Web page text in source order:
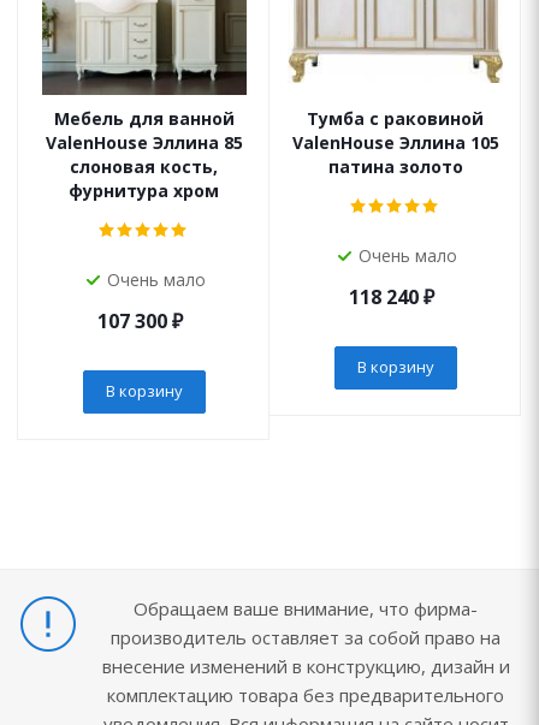
Мебель для ванной
ValenHouse Эллина 85
слоновая кость,
фурнитура хром
Очень мало
107 300₽
В корзину
Тумба с раковиной
ValenHouse Эллина 105
патина золото
Очень мало
118 240₽
В корзину
Обращаем ваше внимание, что фирма-
производитель оставляет за собой право на
внесение изменений в конструкцию, дизайн и
комплектацию товара без предварительного